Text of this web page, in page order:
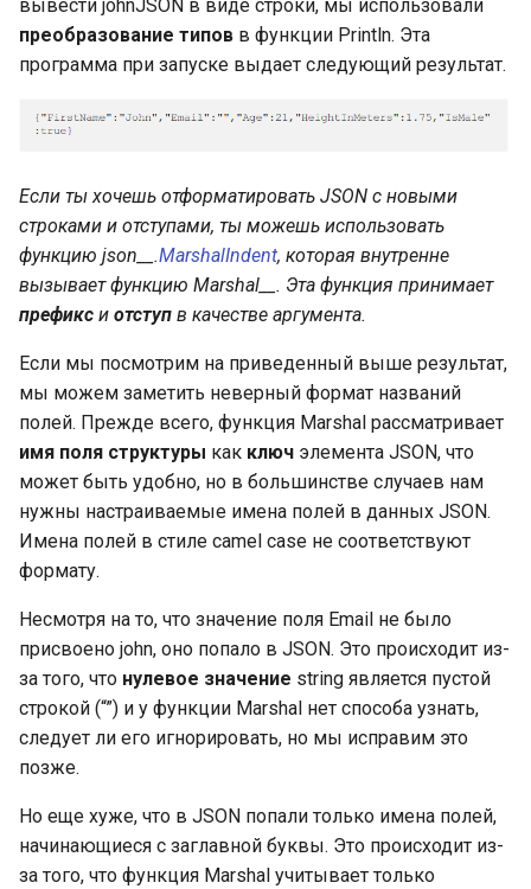
литералы значений
Основные литералы
значений: литералы
Литералы строковых
значений
Представление литералов
основных числовых
значений
Какой символ
использовать для лучшей
читабельности
Константы и переменные
О терминологии
«присваивание»
Адресация значения
переменных и
именованные константы
Динамический тип uint
максимальное число
Динамический тип int
Динамический тип int:
внутреннее устройство
Вещественные числа Float
Float: внутреннее
устройство
Byte
Byte: внутреннее
устройство
Bool
Конвертация типов (Type
casting)
Строки в Go
связанные со строками
Оптимизация компилятора
между строками и
байтовыми срезами
Другие методы
конкатенации строк
Подробнее о сравнении
строк
Интерфейсы в Go
Интерфейсы в Go: процесс
Интерфейсы в Go:
полиморфизм
Интерфейсы в Go:
рефлексия (reflection)
Подробнее об интерфейсах
Go
Проверка закрытия канала
без блокировки текущей
горутины, ограничения
Тайм-аут и бегущая строка
Закрытие каналов
Закрытие каналов:
решения грубого закрытия
Закрытие каналов:
решения вежливого
закрытия
Закрытие каналов:
примеры закрытия
Контексты
Мьютексы
Использование
mutex.Lock() и mutex.Unlock()
Garbage collector. Сборщик
мусора
Структура работы
Применимость и шаги
другими паттернами
Влияние скорости
выполнения на
пространство памяти
Обозначение Big-O:
BubbleSort (сортировка
пузырьком)
Реализация BubbleSort
Go
Реализация BubbleSort
Go: кейсы с
отсортированным
сортировка)
QuickSort (быстрая
сортировка): бенчмарк и
сравнение с BubbleSort
слиянием)
вывести johnJSON в виде строки, мы использовали
преобразование типов в функции Println. Эта
программа при запуске выдает следующий результат.
Если ты хочешь отформатировать JSON с новыми
строками и отступами, ты можешь использовать
функцию json__.MarshalIndent, которая внутренне
вызывает функцию Marshal__. Эта функция принимает
префикс и отступ в качестве аргумента.
Если мы посмотрим на приведенный выше результат,
мы можем заметить неверный формат названий
полей. Прежде всего, функция Marshal рассматривает
имя поля структуры как ключ элемента JSON, что
может быть удобно, но в большинстве случаев нам
нужны настраиваемые имена полей в данных JSON.
Имена полей в стиле camel case не соответствуют
формату.
Несмотря на то, что значение поля Email не было
присвоено john, оно попало в JSON. Это происходит из-
за того, что нулевое значение string является пустой
строкой (“”) и у функции Marshal нет способа узнать,
следует ли его игнорировать, но мы исправим это
позже.
Но еще хуже, что в JSON попали только имена полей,
начинающиеся с заглавной буквы. Это происходит из-
за того, что функция Marshal учитывает только